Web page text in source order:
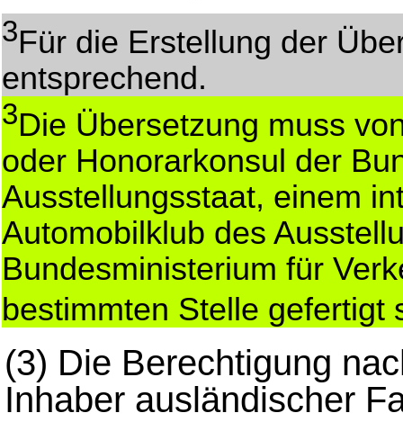
3Für die Erstellung der
entsprechend.
3Die Übersetzung muss
oder Honorarkonsul der
Ausstellungsstaat, einem
Automobilklub des
Bundesministerium für
bestimmten Stelle gefertigt
(3) Die Berechtigung
Inhaber ausländischer